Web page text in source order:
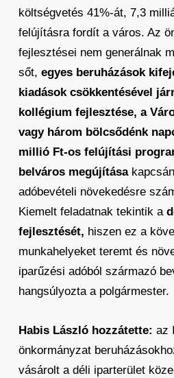
költségvetés 41%-át, 7,3
felújításra fordít a város. Az
fejlesztései nem generálnak
sőt, egyes beruházások
kiadások csökkentésével
kollégium fejlesztése, a
vagy három bölcsődénk
millió Ft-os felújítási
belváros megújítása
adóbevételi növekedésre
Kiemelt feladatnak tekintik a
fejlesztését, hiszen ez a
munkahelyeket teremt és
iparűzési adóból származó
hangsúlyozta a polgármester.
Habis László hozzátette: az
önkormányzat
vásárolt a déli iparterület